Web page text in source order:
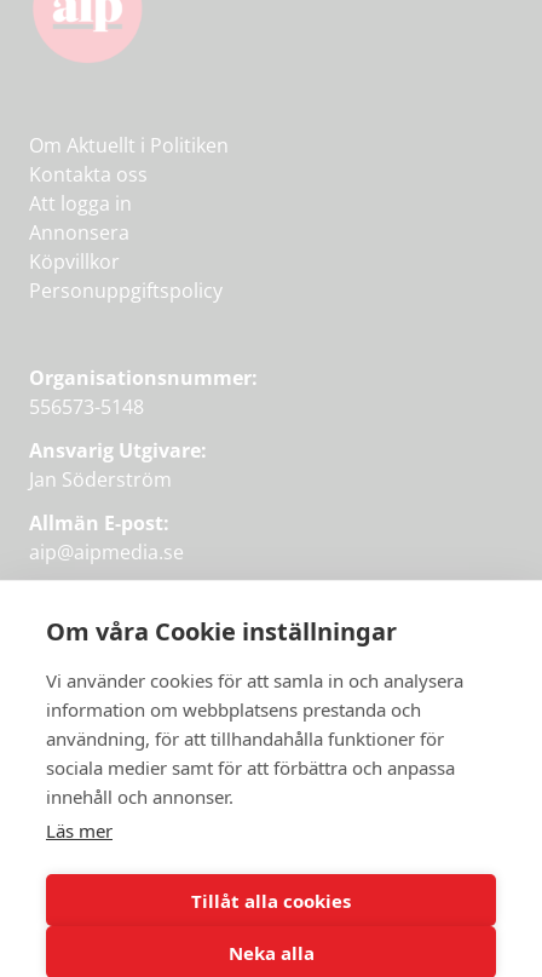
Om våra Cookie inställningar
Vi använder cookies för att samla in och analysera
information om webbplatsens prestanda och
användning, för att tillhandahålla funktioner för
sociala medier samt för att förbättra och anpassa
innehåll och annonser.
Läs mer
Tillåt alla cookies
Neka alla
Få veckans bästa
artiklar i mejlen
varje vecka om våra mest intressanta
Om Aktuellt i Politiken
Kontakta oss
Att logga in
Annonsera
Köpvillkor
Personuppgiftspolicy
Organisationsnummer:
556573-5148
Ansvarig Utgivare:
Jan Söderström
Allmän E-post:
aip@aipmedia.se
aip@flowyinfo.seeller 08-1210 60 40.
Instagram
LinkedIn
Twitter
Facebook
Få veckans bästa
artiklar på mejlen
PRENUMERERA